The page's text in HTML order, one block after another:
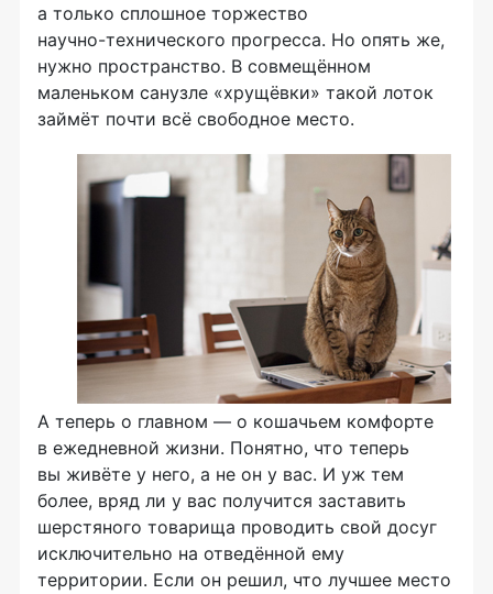
а только сплошное торжество
научно-технического прогресса. Но опять же,
нужно пространство. В совмещённом
маленьком санузле «хрущёвки» такой лоток
займёт почти всё свободное место.
А теперь о главном — о кошачьем комфорте
в ежедневной жизни. Понятно, что теперь
вы живёте у него, а не он у вас. И уж тем
более, вряд ли у вас получится заставить
шерстяного товарища проводить свой досуг
исключительно на отведённой ему
территории. Если он решил, что лучшее место